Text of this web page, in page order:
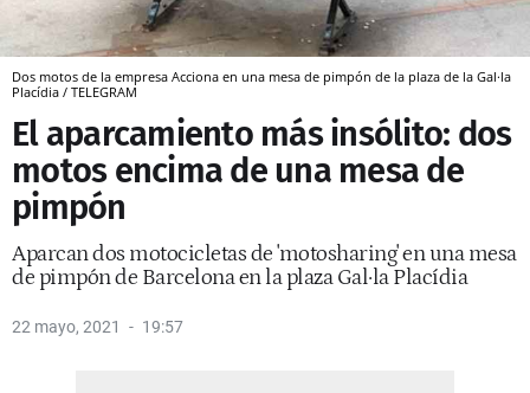
Dos motos de la empresa Acciona en una mesa de pimpón de la plaza de la Gal·la
Placídia / TELEGRAM
El aparcamiento más insólito: dos
motos encima de una mesa de
pimpón
Aparcan dos motocicletas de 'motosharing' en una mesa
de pimpón de Barcelona en la plaza Gal·la Placídia
22 mayo, 2021 19:57